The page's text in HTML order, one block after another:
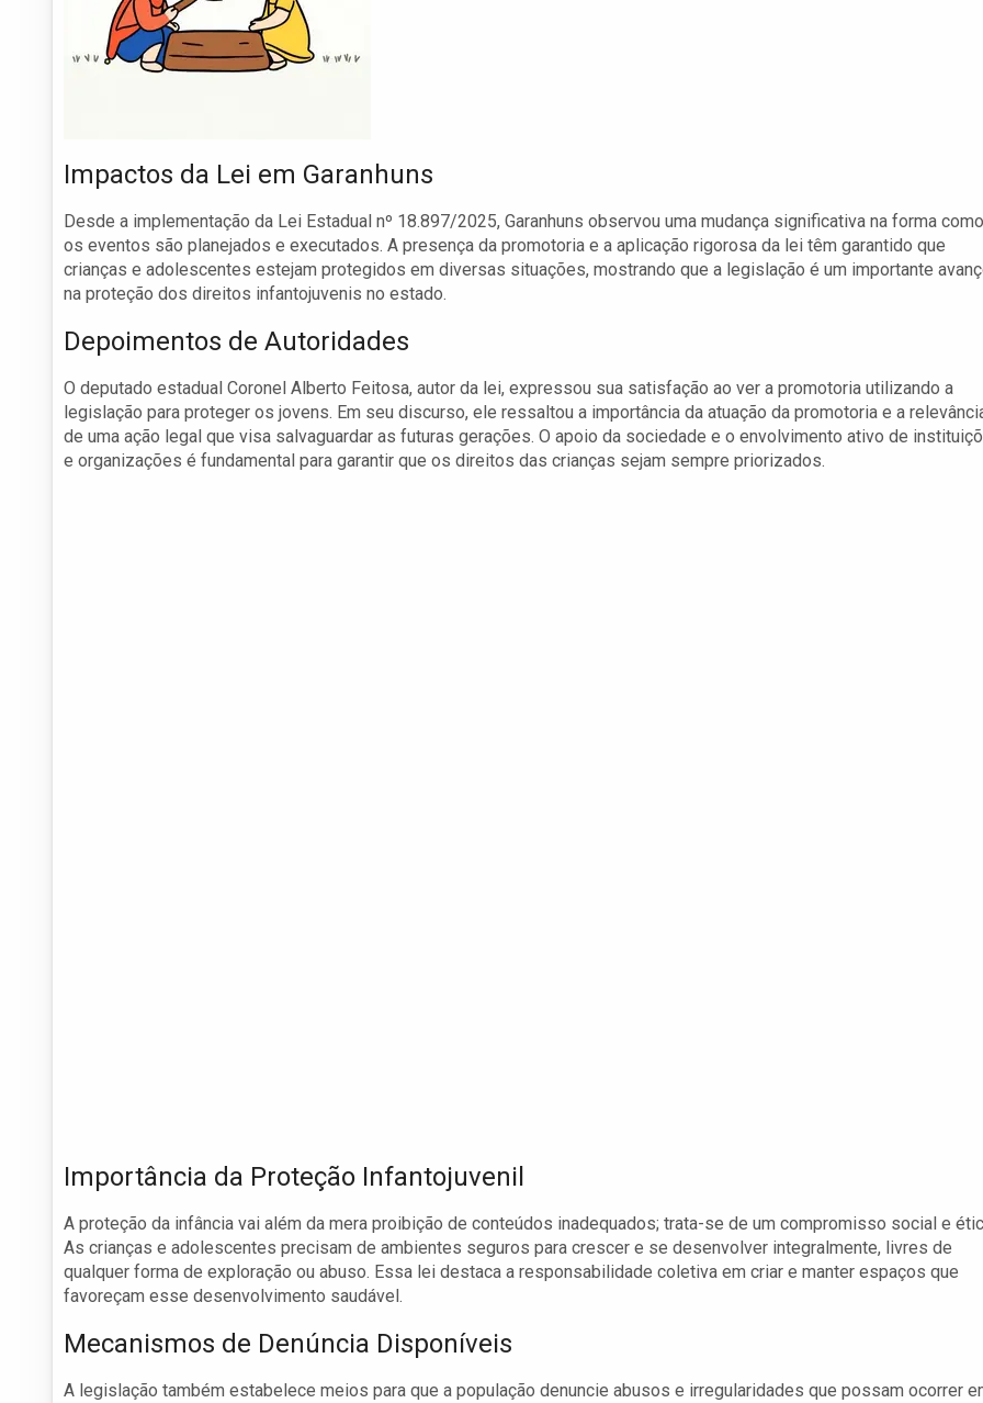
Impactos da Lei em Garanhuns
Desde a implementação da Lei Estadual nº 18.897/2025, Garanhuns observou uma mudança significativa na forma como
os eventos são planejados e executados. A presença da promotoria e a aplicação rigorosa da lei têm garantido que
crianças e adolescentes estejam protegidos em diversas situações, mostrando que a legislação é um importante
na proteção dos direitos infantojuvenis no estado.
Depoimentos de Autoridades
O deputado estadual Coronel Alberto Feitosa, autor da lei, expressou sua satisfação ao ver a promotoria utilizando a
legislação para proteger os jovens. Em seu discurso, ele ressaltou a importância da atuação da promotoria e a
de uma ação legal que visa salvaguardar as futuras gerações. O apoio da sociedade e o envolvimento ativo de
e organizações é fundamental para garantir que os direitos das crianças sejam sempre priorizados.
Importância da Proteção Infantojuvenil
A proteção da infância vai além da mera proibição de conteúdos inadequados; trata-se de um compromisso social e
As crianças e adolescentes precisam de ambientes seguros para crescer e se desenvolver integralmente, livres de
qualquer forma de exploração ou abuso. Essa lei destaca a responsabilidade coletiva em criar e manter espaços que
favoreçam esse desenvolvimento saudável.
Mecanismos de Denúncia Disponíveis
A legislação também estabelece meios para que a população denuncie abusos e irregularidades que possam ocorrer